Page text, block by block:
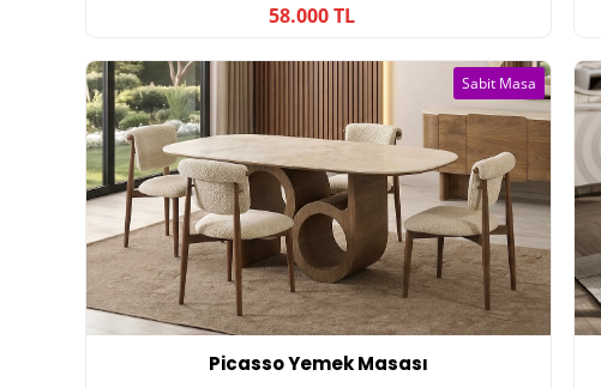
58.000 TL
Picasso Yemek Masası
Sabit Masa